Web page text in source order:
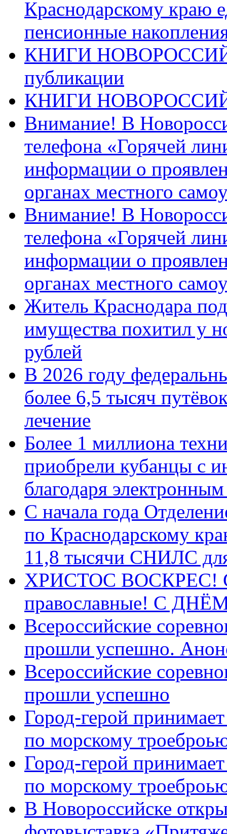
Краснодарскому краю
пенсионные
КНИГИ
публикации
КНИГИ
Внимание! В
телефона «Горячей
информации о
органах местного
Внимание! В
телефона «Горячей
информации о
органах местного
Житель Краснодара
имущества похитил у
рублей
В 2026 году
более 6,5 тысяч
лечение
Более 1 миллиона
приобрели кубанцы с
благодаря
С начала года
по Краснодарскому
11,8 тысячи СНИЛС
ХРИСТОС ВОСКРЕС! С
православные! C
Всероссийские
прошли успешно.
Всероссийские
прошли успешно
Город-герой
по морскому
Город-герой
по морскому
В Новороссийске